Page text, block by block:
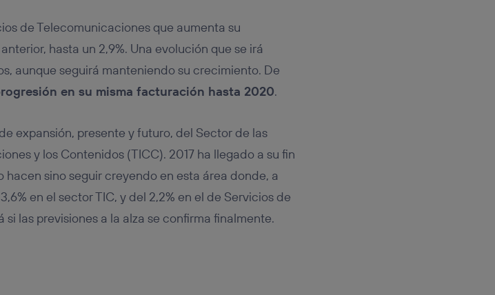
de Telecomunicaciones que aumenta su
hasta un 2,9%. Una evolución que se irá
aunque seguirá manteniendo su crecimiento. De
en su misma facturación hasta 2020.
expansión, presente y futuro, del Sector de las
y los Contenidos (TICC). 2017 ha llegado a su fin
sino seguir creyendo en esta área donde, a
en el sector TIC, y del 2,2% en el de Servicios de
las previsiones a la alza se confirma finalmente.